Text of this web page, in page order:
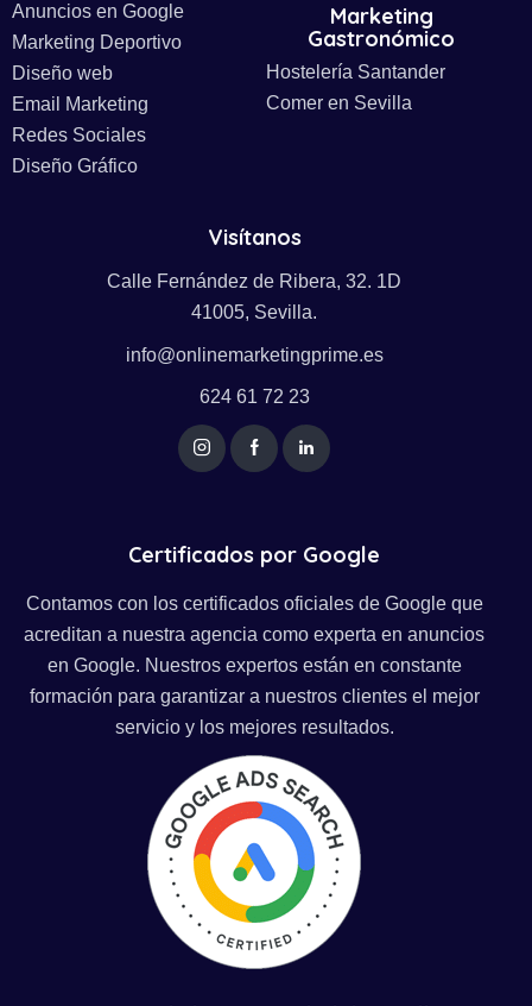
Anuncios en Google
Marketing Deportivo
Diseño web
Email Marketing
Redes Sociales
Diseño Gráfico
Marketing
Gastronómico
Hostelería Santander
Comer en Sevilla
Visítanos
Calle Fernández de Ribera, 32. 1D
41005, Sevilla.
info@onlinemarketingprime.es
624 61 72 23
Certificados por Google
Contamos con los certificados oficiales de Google que
acreditan a nuestra agencia como experta en anuncios
en Google. Nuestros expertos están en constante
formación para garantizar a nuestros clientes el mejor
servicio y los mejores resultados.